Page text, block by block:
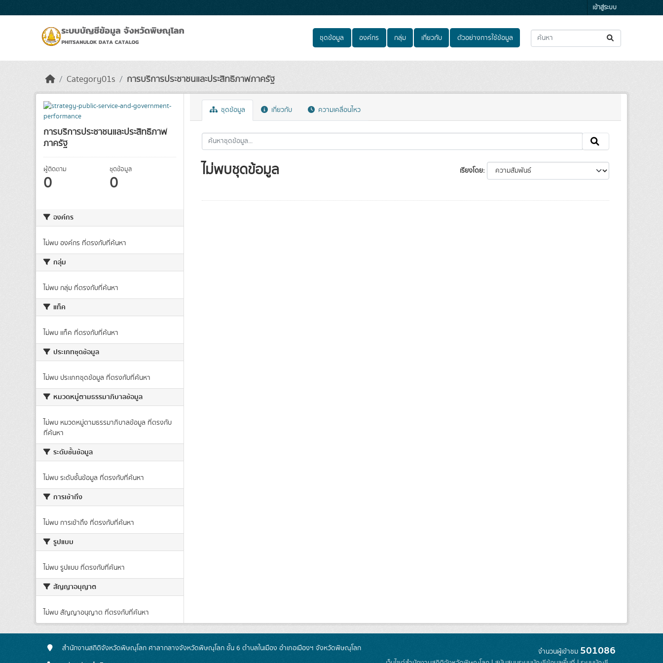
เข้าสู่ระบบ
ชุดข้อมูล องค์กร กลุ่ม เกี่ยวกับ ตัวอย่างการใช้ข้อมูล
Category01s การบริการประชาชนและประสิทธิภาพภาครัฐ
การบริการประชาชนและประสิทธิภาพ
ภาครัฐ
ผู้ติดตาม
0
ชุดข้อมูล
0
องค์กร
ไม่พบ องค์กร ที่ตรงกับที่ค้นหา
กลุ่ม
ไม่พบ กลุ่ม ที่ตรงกับที่ค้นหา
แท็ค
ไม่พบ แท็ค ที่ตรงกับที่ค้นหา
ประเภทชุดข้อมูล
ไม่พบ ประเภทชุดข้อมูล ที่ตรงกับที่ค้นหา
หมวดหมู่ตามธรรมาภิบาลข้อมูล
ไม่พบ หมวดหมู่ตามธรรมาภิบาลข้อมูล ที่ตรงกับ
ที่ค้นหา
ระดับชั้นข้อมูล
ไม่พบ ระดับชั้นข้อมูล ที่ตรงกับที่ค้นหา
การเข้าถึง
ไม่พบ การเข้าถึง ที่ตรงกับที่ค้นหา
รูปแบบ
ไม่พบ รูปแบบ ที่ตรงกับที่ค้นหา
สัญญาอนุญาต
ไม่พบ สัญญาอนุญาต ที่ตรงกับที่ค้นหา
ชุดข้อมูล เกี่ยวกับ ความเคลื่อนไหว
เรียงโดย
ไม่พบชุดข้อมูล
สำนักงานสถิติจังหวัดพิษณุโลก ศาลากลางจังหวัดพิษณุโลก ชั้น 6 ตำบลในเมือง อำเภอเมืองฯ จังหวัดพิษณุโลก
จำนวนผู้เข้าชม 501086